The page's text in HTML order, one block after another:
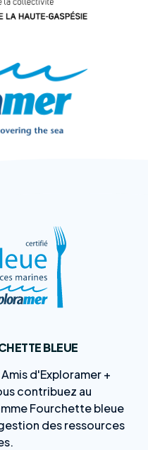
BLEUE
d'Exploramer +
contribuez au
Fourchette bleue
des ressources